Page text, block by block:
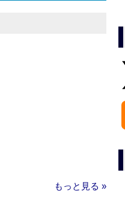
もっと見る »